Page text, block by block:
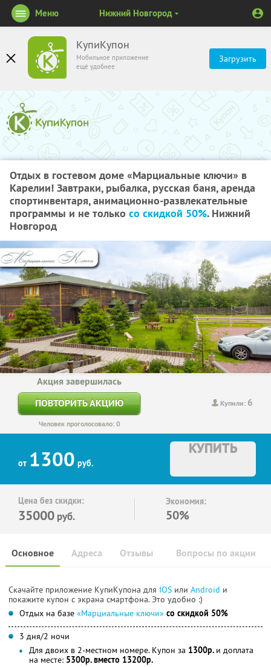
КупиКупон
Мобильное приложение
ещё удобнее
Загрузить
Меню Нижний Новгород
Отдых в гостевом доме «Марциальные ключи» в
Карелии! Завтраки, рыбалка, русская баня, аренда
спортинвентаря, анимационно-развлекательные
программы и не только со скидкой 50%. Нижний
Новгород
Купили: 6
Акция завершилась
ПОВТОРИТЬ АКЦИЮ
Человек проголосовало: 0
от 1300 руб.
КУПИТЬ
Цена без скидки:
35000 руб.
Экономия:
50%
Основное Отзывы Вопросы по акции
Адреса
Скачайте приложение КупиКупона для IOS или Android и
покажите купон с экрана смартфона. Это удобно :)
Отдых на базе «Марциальные ключи» со скидкой 50%
3 дня/2 ночи
Для двоих в 2-местном номере. Купон за 1300р. и доплата
на месте: 5300р. вместо 13200р.